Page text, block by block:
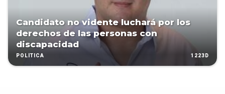
Candidato no vidente luchará por los
derechos de las personas con
discapacidad
POLÍTICA 1223D